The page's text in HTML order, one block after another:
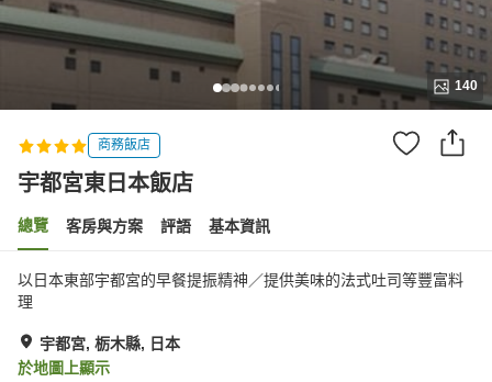
140
商務飯店
宇都宮東日本飯店
總覽 客房與方案 評語 基本資訊
以日本東部宇都宮的早餐提振精神／提供美味的法式吐司等豐富料
理
宇都宮, 栃木縣, 日本
於地圖上顯示